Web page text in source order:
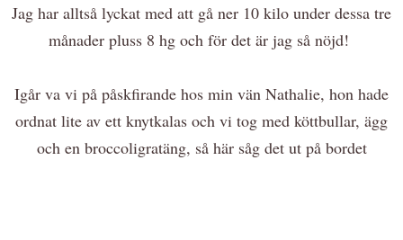
Jag har alltså lyckat med att gå ner 10 kilo under dessa tre
månader pluss 8 hg och för det är jag så nöjd!
Igår va vi på påskfirande hos min vän Nathalie, hon hade
ordnat lite av ett knytkalas och vi tog med köttbullar, ägg
och en broccoligratäng, så här såg det ut på bordet